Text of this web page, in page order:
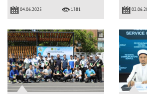
04.06.2025 1381